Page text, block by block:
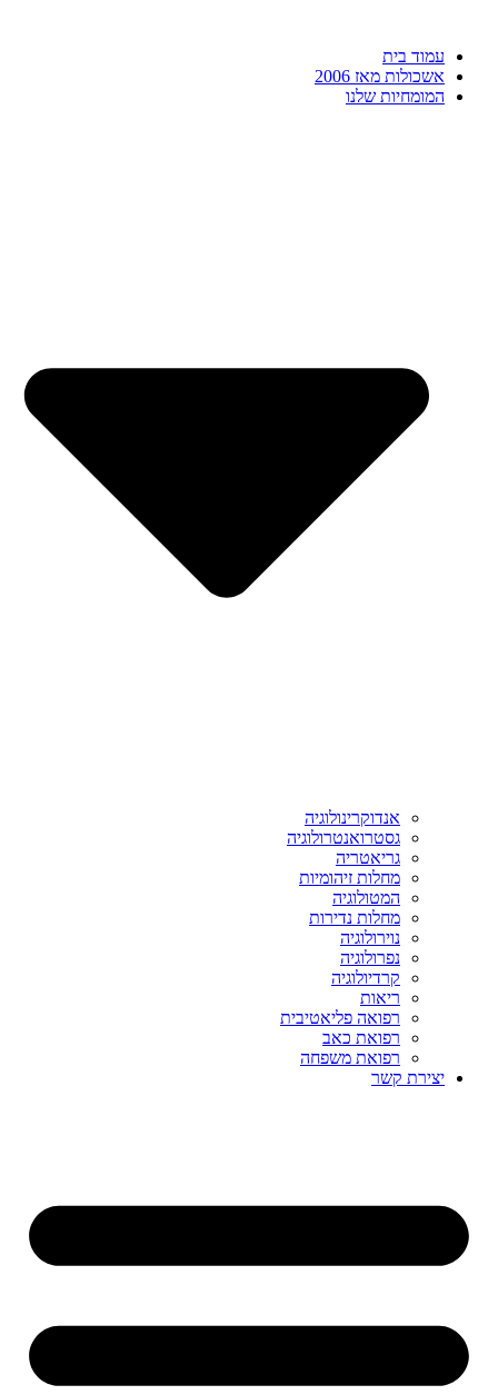
עמוד בית
אשכולות מאז 2006
המומחיות שלנו
אנדוקרינולוגיה
גסטרואנטרולוגיה
גריאטריה
מחלות זיהומיות
המטולוגיה
מחלות נדירות
נוירולוגיה
נפרולוגיה
קרדיולוגיה
ריאות
רפואה פליאטיבית
רפואת כאב
רפואת משפחה
יצירת קשר